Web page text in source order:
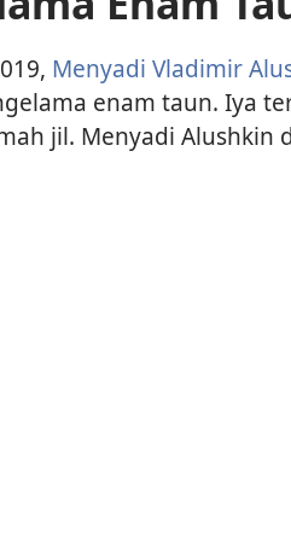
Menyadi Vladimir
enam taun. Iya
jil. Menyadi Alushkin